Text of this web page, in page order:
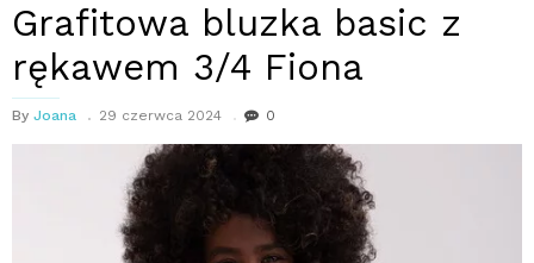
Grafitowa bluzka basic z
rękawem 3/4 Fiona
By Joana 29 czerwca 2024 0